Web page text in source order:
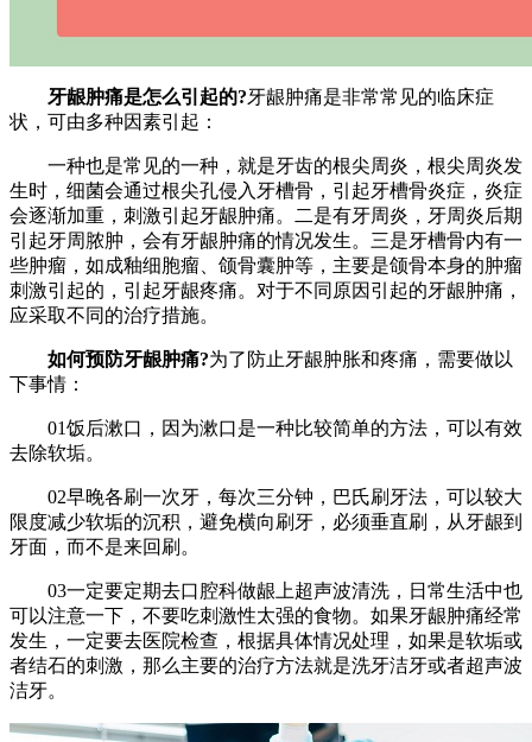
牙龈肿痛是怎么引起的?牙龈肿痛是非常常见的临床症
状，可由多种因素引起：
一种也是常见的一种，就是牙齿的根尖周炎，根尖周炎发
生时，细菌会通过根尖孔侵入牙槽骨，引起牙槽骨炎症，炎症
会逐渐加重，刺激引起牙龈肿痛。二是有牙周炎，牙周炎后期
引起牙周脓肿，会有牙龈肿痛的情况发生。三是牙槽骨内有一
些肿瘤，如成釉细胞瘤、颌骨囊肿等，主要是颌骨本身的肿瘤
刺激引起的，引起牙龈疼痛。对于不同原因引起的牙龈肿痛，
应采取不同的治疗措施。
如何预防牙龈肿痛?为了防止牙龈肿胀和疼痛，需要做以
下事情：
01饭后漱口，因为漱口是一种比较简单的方法，可以有效
去除软垢。
02早晚各刷一次牙，每次三分钟，巴氏刷牙法，可以较大
限度减少软垢的沉积，避免横向刷牙，必须垂直刷，从牙龈到
牙面，而不是来回刷。
03一定要定期去口腔科做龈上超声波清洗，日常生活中也
可以注意一下，不要吃刺激性太强的食物。如果牙龈肿痛经常
发生，一定要去医院检查，根据具体情况处理，如果是软垢或
者结石的刺激，那么主要的治疗方法就是洗牙洁牙或者超声波
洁牙。